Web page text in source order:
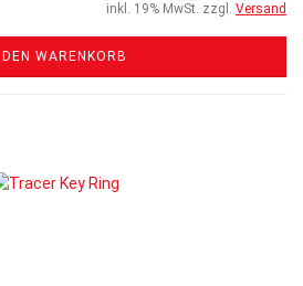
inkl. 19% MwSt. zzgl. Versand
DEN WARENKORB